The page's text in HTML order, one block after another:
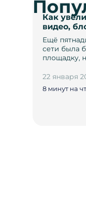
Как
видео,
Ещё
сети была
площадку,
22 января
8 минут на